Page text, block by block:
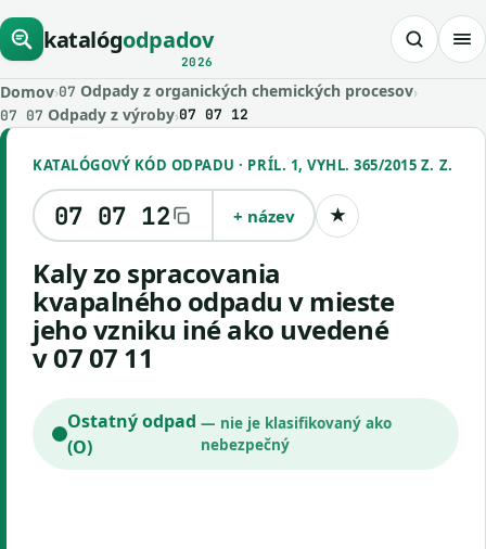
katalógodpadov
2026
Domov›07 Odpady z organických chemických procesov›
07 07 Odpady z výroby›07 07 12
KATALÓGOVÝ KÓD ODPADU · PRÍL. 1, VYHL. 365/2015 Z. Z.
07 07 12 + název ★Uložiť kód
kaly zo spracovania
kvapalného odpadu v mieste
jeho vzniku iné ako uvedené
v 07 07 11
Ostatný odpad
(O)
— nie je klasifikovaný ako
nebezpečný